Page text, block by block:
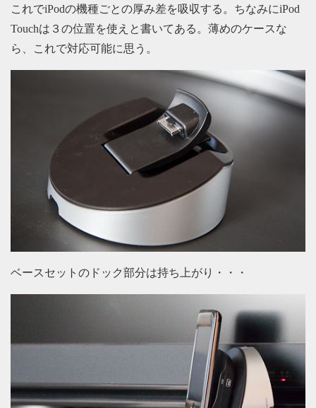
これでiPodの機種ごとの厚み差を吸収する。ちなみにiPod
Touchは３の位置を使えと書いてある。薄めのケースな
ら、これで対応可能に思う。
ベースセットのドック部分は持ち上がり・・・